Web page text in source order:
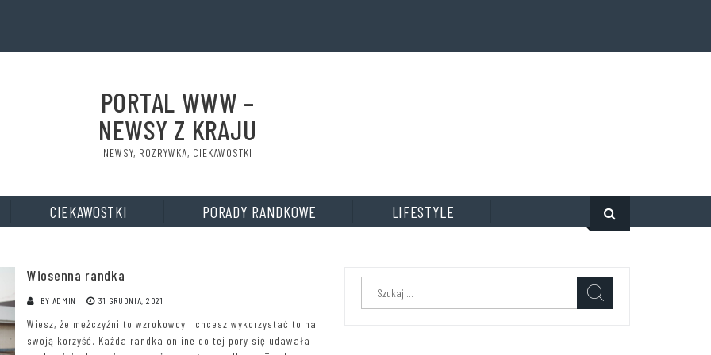
PORTAL WWW –
NEWSY Z KRAJU
NEWSY, ROZRYWKA, CIEKAWOSTKI
CIEKAWOSTKI PORADY RANDKOWE LIFESTYLE
Wiosenna randka
BY ADMIN 31 GRUDNIA, 2021
Wiesz, że mężczyźni to wzrokowcy i chcesz wykorzystać to na
swoją korzyść. Każda randka online do tej pory się udawała